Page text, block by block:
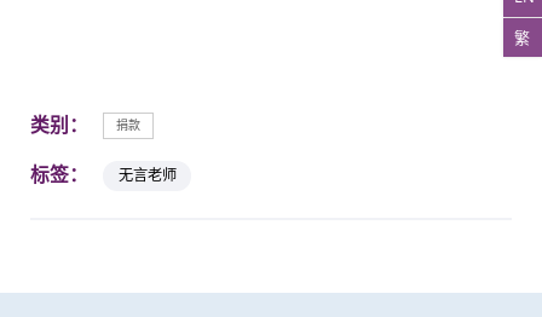
繁
类别： 捐款
标签： 无言老师